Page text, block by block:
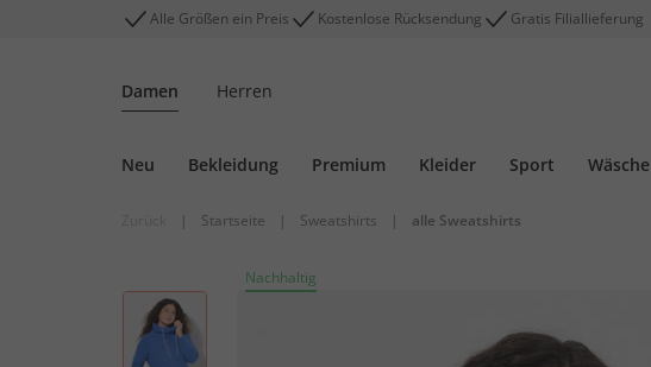
Alle Größen ein Preis Kostenlose Rücksendung Gratis Filiallieferung
Damen Herren
Neu Bekleidung Premium Kleider Sport Wäsche
| Startseite | Sweatshirts | alle Sweatshirts
Nachhaltig